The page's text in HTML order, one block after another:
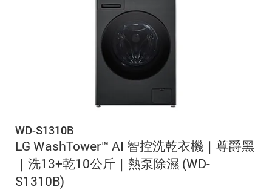
WD-S1310B
LG WashTower™ AI 智控洗乾衣機｜尊爵黑
｜洗13+乾10公斤｜熱泵除濕 (WD-
S1310B)
加入 JARVIS VIP